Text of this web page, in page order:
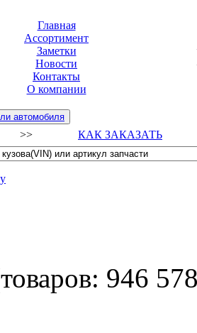
Главная
Ассортимент
Заметки
Новости
Контакты
О компании
автомобиля
>> КАК ЗАКАЗАТЬ
946